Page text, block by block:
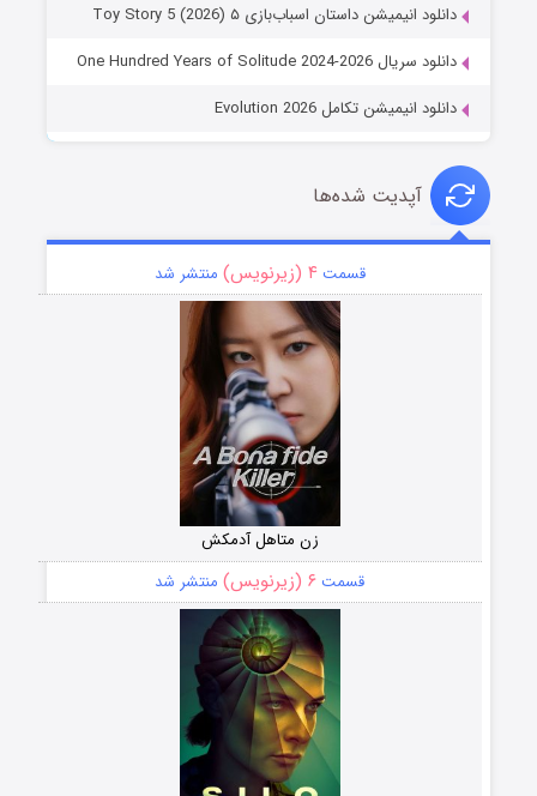
دانلود انیمیشن داستان اسباب‌بازی ۵ Toy Story 5 (2026)
دانلود سریال One Hundred Years of Solitude 2024-2026
دانلود انیمیشن تکامل Evolution 2026
آپدیت شده‌ها
قسمت۴ (زیرنویس) منتشر شد
زن متاهل آدمکش
قسمت ۶ (زیرنویس) منتشر شد